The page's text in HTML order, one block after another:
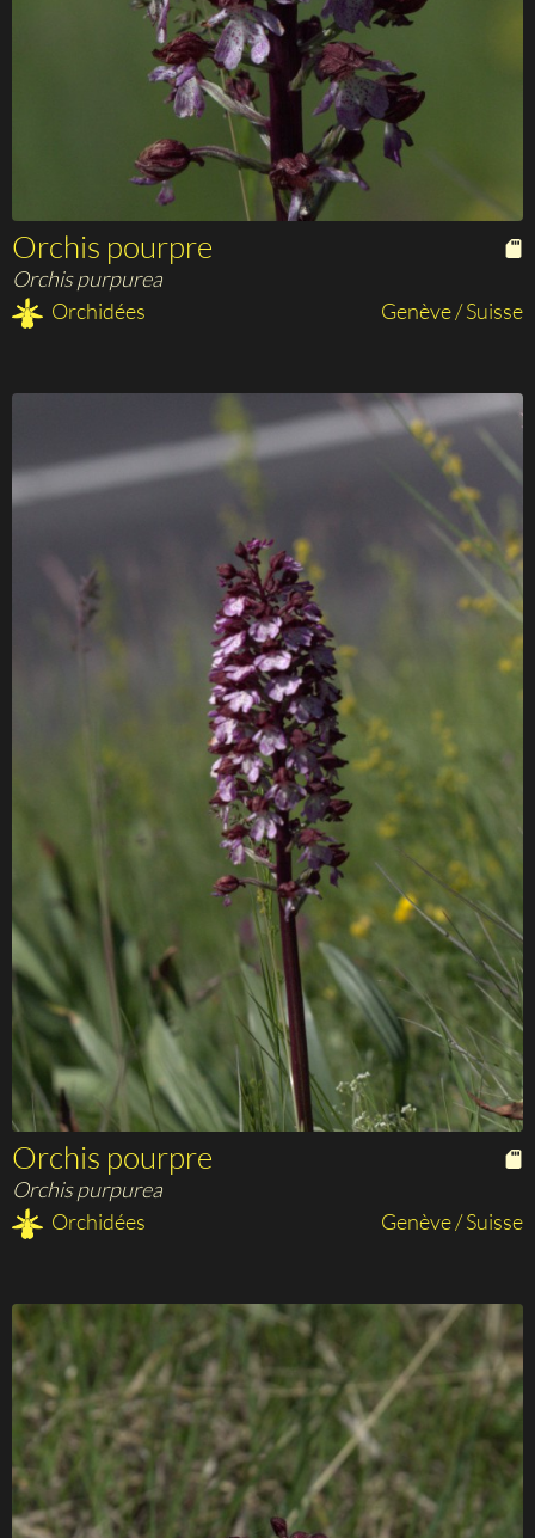
Orchis pourpre
Orchis purpurea
Orchidées
Genève / Suisse
Orchis pourpre
Orchis purpurea
Orchidées
Genève / Suisse